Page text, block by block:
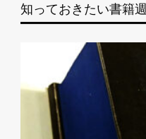
知っておきたい書籍